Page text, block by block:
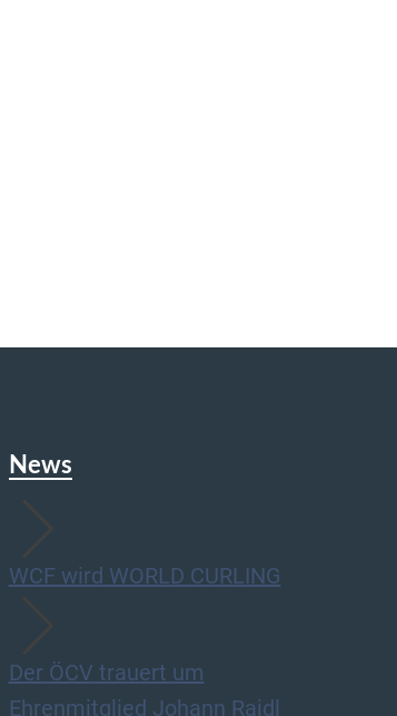
News
WCF wird WORLD CURLING
Der ÖCV trauert um
Ehrenmitglied Johann Raidl